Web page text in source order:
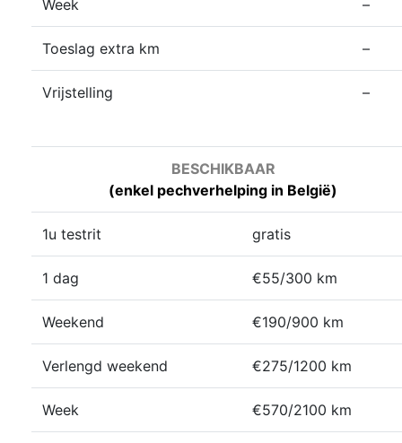
Week –
Toeslag extra km –
Vrijstelling –
BESCHIKBAAR
(enkel pechverhelping in België)
1u testrit gratis
1 dag €55/300 km
Weekend €190/900 km
Verlengd weekend €275/1200 km
Week €570/2100 km